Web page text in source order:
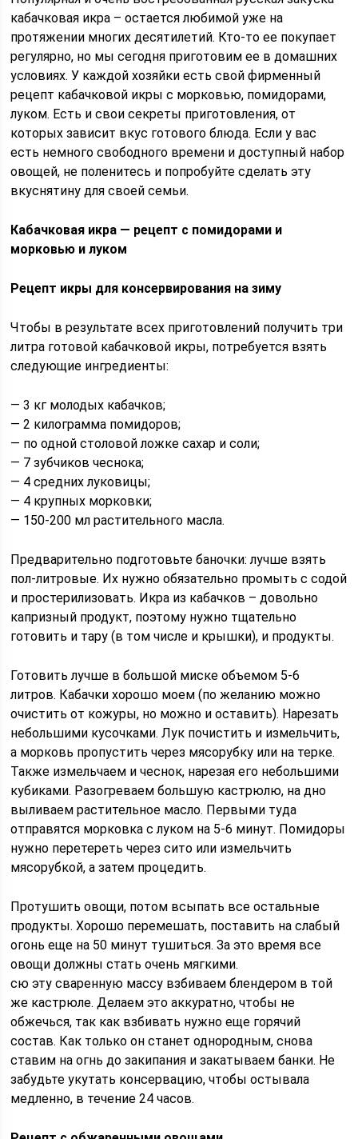
кабачковая икра – остается любимой уже на
протяжении многих десятилетий. Кто-то ее покупает
регулярно, но мы сегодня приготовим ее в домашних
условиях. У каждой хозяйки есть свой фирменный
рецепт кабачковой икры с морковью, помидорами,
луком. Есть и свои секреты приготовления, от
которых зависит вкус готового блюда. Если у вас
есть немного свободного времени и доступный набор
овощей, не поленитесь и попробуйте сделать эту
вкуснятину для своей семьи.
Кабачковая икра — рецепт с помидорами и
морковью и луком
Рецепт икры для консервирования на зиму
Чтобы в результате всех приготовлений получить три
литра готовой кабачковой икры, потребуется взять
следующие ингредиенты:
— 3 кг молодых кабачков;
— 2 килограмма помидоров;
— по одной столовой ложке сахар и соли;
— 7 зубчиков чеснока;
— 4 средних луковицы;
— 4 крупных морковки;
— 150-200 мл растительного масла.
Предварительно подготовьте баночки: лучше взять
пол-литровые. Их нужно обязательно промыть с содой
и простерилизовать. Икра из кабачков – довольно
капризный продукт, поэтому нужно тщательно
готовить и тару (в том числе и крышки), и продукты.
Готовить лучше в большой миске объемом 5-6
литров. Кабачки хорошо моем (по желанию можно
очистить от кожуры, но можно и оставить). Нарезать
небольшими кусочками. Лук почистить и измельчить,
а морковь пропустить через мясорубку или на терке.
Также измельчаем и чеснок, нарезая его небольшими
кубиками. Разогреваем большую кастрюлю, на дно
выливаем растительное масло. Первыми туда
отправятся морковка с луком на 5-6 минут. Помидоры
нужно перетереть через сито или измельчить
мясорубкой, а затем процедить.
Протушить овощи, потом всыпать все остальные
продукты. Хорошо перемешать, поставить на слабый
огонь еще на 50 минут тушиться. За это время все
овощи должны стать очень мягкими.
сю эту сваренную массу взбиваем блендером в той
же кастрюле. Делаем это аккуратно, чтобы не
обжечься, так как взбивать нужно еще горячий
состав. Как только он станет однородным, снова
ставим на огнь до закипания и закатываем банки. Не
забудьте укутать консервацию, чтобы остывала
медленно, в течение 24 часов.